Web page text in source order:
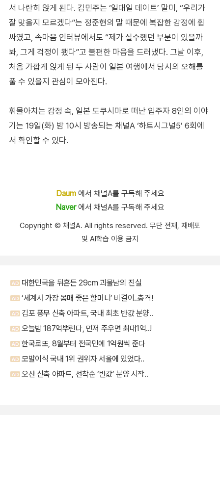
서 나란히 앉게 된다. 김민주는 ‘일대일 데이트’ 말미, “우리가
잘 맞을지 모르겠다”는 정준현의 말 때문에 복잡한 감정에 휩
싸였고, 속마음 인터뷰에서도 “제가 실수했던 부분이 있을까
봐, 그게 걱정이 됐다”고 불편한 마음을 드러냈다. 그날 이후,
처음 가깝게 앉게 된 두 사람이 일본 여행에서 당시의 오해를
풀 수 있을지 관심이 모아진다.
휘몰아치는 감정 속, 일본 도쿠시마로 떠난 입주자 8인의 이야
기는 19일(화) 밤 10시 방송되는 채널A ‘하트시그널5’ 6회에
서 확인할 수 있다.
Daum에서 채널A를 구독해 주세요
Naver에서 채널A를 구독해 주세요
Copyright Ⓒ 채널A. All rights reserved. 무단 전재, 재배포
및 AI학습 이용 금지